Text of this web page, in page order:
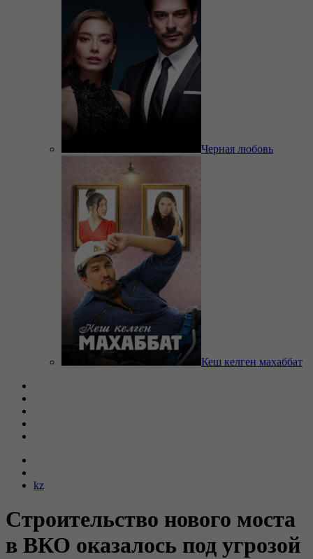
Черная любовь
Кеш келген махаббат
kz
Строительство нового моста
в ВКО оказалось под угрозой